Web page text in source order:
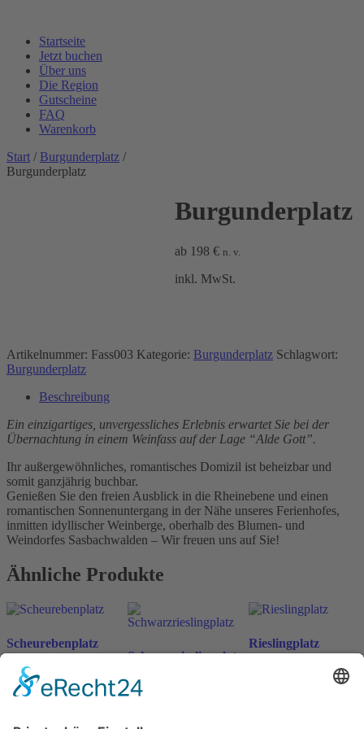
Startseite
Jetzt buchen
Über uns
Die Region
Gutscheine
FAQ
Warenkorb
Start / Burgunderplatz /
Burgunderplatz
Burgunderplatz
ab 198€ n. v.
inkl. MwSt.
Artikelnummer: Fass003 Kategorie: Burgunderplatz Schlagwort:
Burgunderplatz
Beschreibung
Ein einzigartiges, unvergessliches Erlebnis erwartet Sie bei der
Übernachtung in einem Weinfass auf der Lage “Alde Gott”.
Ihr außergewöhnliches, romantisches Domizil ist beheizbar und
somit ganzjährig buchbar.
Genießen Sie den freien Ausblick in die Rheinebene und einen
romantischen Sonnenuntergang in der Nähe unseres Ferienhofes,
inmitten idyllischer Weinberge, oberhalb des Blumen- und
Weindorfes Sasbachwalden – Wir freuen uns auf Sie!
Ähnliche Produkte
Scheurebenplatz
198
inkl. MwSt.
Schwarzrieslingplatz
ab
Rieslingplatz